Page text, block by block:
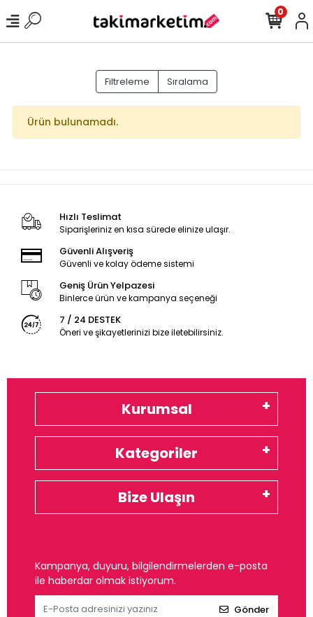
0
Filtreleme Sıralama
Ürün bulunamadı.
Hızlı Teslimat
Siparişleriniz en kısa sürede elinize ulaşır.
Güvenli Alışveriş
Güvenli ve kolay ödeme sistemi
Geniş Ürün Yelpazesi
Binlerce ürün ve kampanya seçeneği
7 / 24 DESTEK
Öneri ve şikayetlerinizi bize iletebilirsiniz.
Kurumsal
Kategoriler
Bize Ulaşın
Kampanya, duyuru, bilgilendirmelerden e-posta
ile haberdar olmak istiyorum.
Gönder